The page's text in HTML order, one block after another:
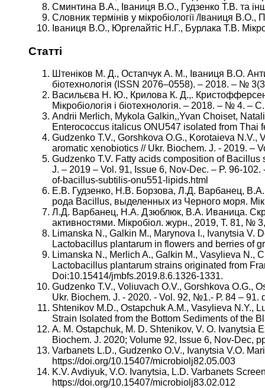
Сминтина В.А., Іваниця В.О., Гудзенко Т.В. та
Словник термінів у мікробіології /Іваниця
Іваниця В.О., Юргелайтіс Н.Г., Бурлака Т.В.
Статті
Штеніков М. Д., Остапчук А. М., Іваниця В.О.
біотехнологія (ISSN 2076–0558). – 2018. – №
Васильєва Н. Ю., Крилова К. Д.,. Кристофферсен
Мікробіологія і біотехнологія. – 2018. – № 4.
Andrii Merlich, Mykola Galkin,,Yvan Choiset,
Enterococcus italicus ONU547 isolated from Thai
Gudzenko T.V., Gorshkova O.G., Korotaieva
aromatic xenobiotics // Ukr. Biochem. J. - 2019. –
Gudzenko T.V. Fatty acids composition of
J. – 2019 – Vol. 91, Issue 6, Nov-Dec. – P. 96-
of-bacillus-subtilis-onu551-lipids.html
Е.В. Гудзенко, Н.В. Борзова, Л.Д. Варбанец,
рода Ваcillus, выделенных из Черного моря.
Л.Д. Варбанец, Н.А. Дзюблюк, В.А. Иваница.
активностями. Мікробіол. журн., 2019, Т. 81, №
Limanska N., Galkin M., Marynova I., Ivanytsia V.
Lactobacillus plantarum in flowers and berries of
Limanska N., Merlich A., Galkin M., Vasylieva N.,
Lactobacillus plantarum strains originated from
Doi:10.15414/jmbfs.2019.8.6.1326-1331.
Gudzenko T.V., Voliuvach O.V., Gorshkova O.G.,
Ukr. Biochem. J. - 2020. - Vol. 92, №1.- Р. 84 – 91.
Shtenikov M.D., Ostapchuk A.M., Vasylieva N.Y.,
Strain Isolated from the Bottom Sediments of the
А. M. Ostapchuk, М. D. Shtenikov, V. О. Ivanytsia
Biochem. J. 2020; Volume 92, Issue 6, Nov-Dec,
Varbanets L.D., Gudzenko O.V., Ivanytsia V.О.
https://doi.org/10.15407/microbiolj82.05.003
K.V. Avdiyuk, V.О. Ivanytsia, L.D. Varbanets
https://doi.org/10.15407/microbiolj83.02.012